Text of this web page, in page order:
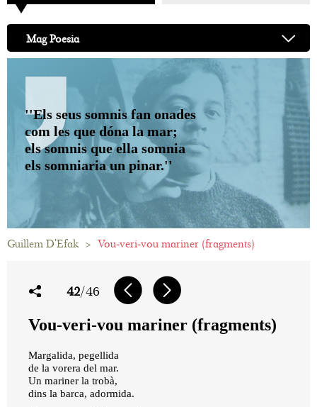
Mag Poesia
''Els seus somnis fan onades
com les que dóna la mar;
els somnis que ella somnia
els somniaria un pinar.''
Guillem D'Efak > Vou-veri-vou mariner (fragments)
42/46
Vou-veri-vou mariner (fragments)
Margalida, pegellida
de la vorera del mar.
Un mariner la trobà,
dins la barca, adormida.